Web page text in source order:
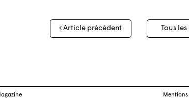
Navigation
des
Article précédent Tous
Mentions